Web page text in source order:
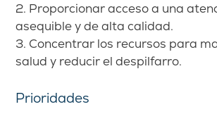
2. Proporcionar acceso a una
asequible y de alta calidad.
3. Concentrar los recursos para
salud y reducir el despilfarro.
Prioridades